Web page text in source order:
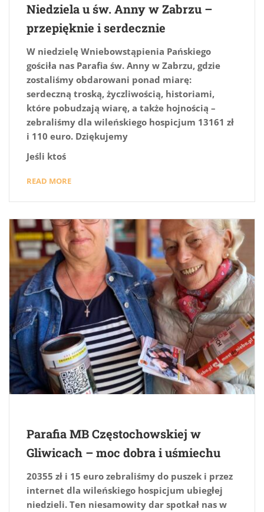
Niedziela u św. Anny w Zabrzu –
przepięknie i serdecznie
W niedzielę Wniebowstąpienia Pańskiego
gościła nas Parafia św. Anny w Zabrzu, gdzie
zostaliśmy obdarowani ponad miarę:
serdeczną troską, życzliwością, historiami,
które pobudzają wiarę, a także hojnością –
zebraliśmy dla wileńskiego hospicjum 13161 zł
i 110 euro. Dziękujemy
Jeśli ktoś
READ MORE
Parafia MB Częstochowskiej w
Gliwicach – moc dobra i uśmiechu
20355 zł i 15 euro zebraliśmy do puszek i przez
internet dla wileńskiego hospicjum ubiegłej
niedzieli. Ten niesamowity dar spotkał nas w